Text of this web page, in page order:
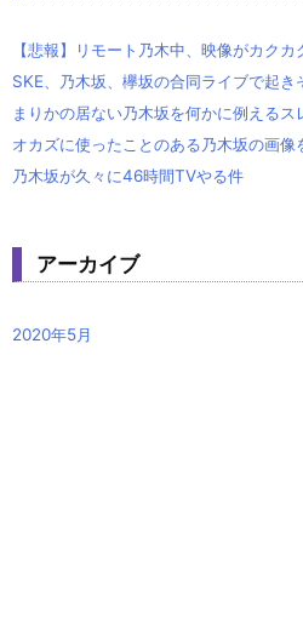
【悲報】リモート乃木中、映像がカクカ
SKE、乃木坂、欅坂の合同ライブで起き
まりかの居ない乃木坂を何かに例えるス
オカズに使ったことのある乃木坂の画像
乃木坂が久々に46時間TVやる件
アーカイブ
2020年5月